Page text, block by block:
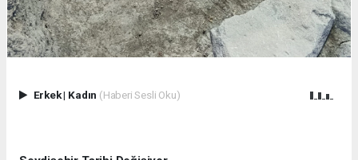
Erkek| Kadın (Haberi Sesli Oku)